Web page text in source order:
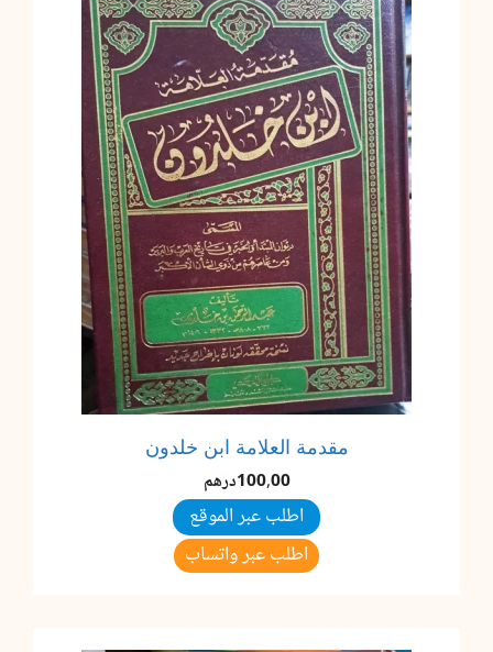
مقدمة العلامة ابن خلدون
100,00درهم
اطلب عبر الموقع
اطلب عبر واتساب